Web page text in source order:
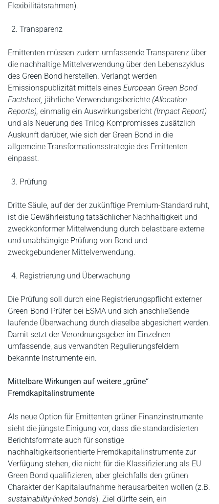
Flexibilitätsrahmen).
Transparenz
Emittenten müssen zudem umfassende Transparenz über
die nachhaltige Mittelverwendung über den Lebenszyklus
des Green Bond herstellen. Verlangt werden
Emissionspublizität mittels eines European Green Bond
Factsheet, jährliche Verwendungsberichte (Allocation
Reports), einmalig ein Auswirkungsbericht (Impact Report)
und als Neuerung des Trilog-Kompromisses zusätzlich
Auskunft darüber, wie sich der Green Bond in die
allgemeine Transformationsstrategie des Emittenten
einpasst.
Prüfung
Dritte Säule, auf der der zukünftige Premium-Standard ruht,
ist die Gewährleistung tatsächlicher Nachhaltigkeit und
zweckkonformer Mittelwendung durch belastbare externe
und unabhängige Prüfung von Bond und
zweckgebundener Mittelverwendung.
Registrierung und Überwachung
Die Prüfung soll durch eine Registrierungspflicht externer
Green-Bond-Prüfer bei ESMA und sich anschließende
laufende Überwachung durch dieselbe abgesichert werden.
Damit setzt der Verordnungsgeber im Einzelnen
umfassende, aus verwandten Regulierungsfeldern
bekannte Instrumente ein.
Mittelbare Wirkungen auf weitere „grüne“
Fremdkapitalinstrumente
Als neue Option für Emittenten grüner Finanzinstrumente
sieht die jüngste Einigung vor, dass die standardisierten
Berichtsformate auch für sonstige
nachhaltigkeitsorientierte Fremdkapitalinstrumente zur
Verfügung stehen, die nicht für die Klassifizierung als EU
Green Bond qualifizieren, aber gleichfalls den grünen
Charakter der Kapitalaufnahme herausarbeiten wollen (z.B.
sustainability-linked bonds). Ziel dürfte sein, ein